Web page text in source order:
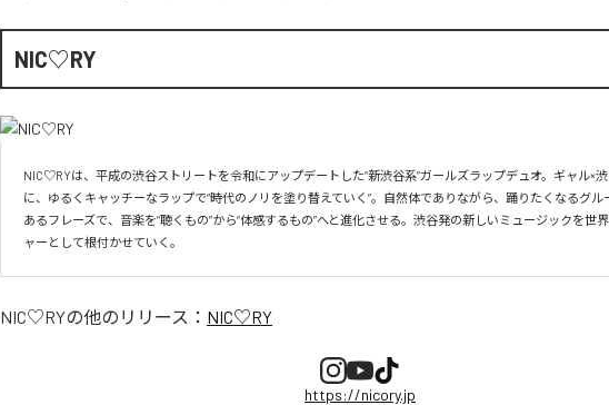
NIC♡RY
NIC♡RYは、平成の渋谷ストリートを令和にアップデートした“新渋谷系”ガールズラップデュオ。ギャル×
に、ゆるくキャッチーなラップで“時代のノリを塗り替えていく”。自然体でありながら、踊りたくなるグル
あるフレーズで、音楽を“聴くもの”から“体感するもの”へと進化させる。渋谷発の新しいミュージックを世
ャーとして根付かせていく。
NIC♡RYの他のリリース： NIC♡RY
https://nicory.jp